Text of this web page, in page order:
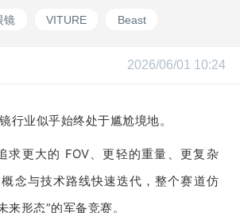
镜 VITURE Beast
2026/06/01 10:24
行业似乎始终处于尴尬境地。
求更大的 FOV、更轻的重量、更复杂
概念与技术路线快速迭代，整个赛道仿
来形态”的军备竞赛。